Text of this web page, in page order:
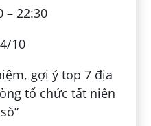
– 22:30
10